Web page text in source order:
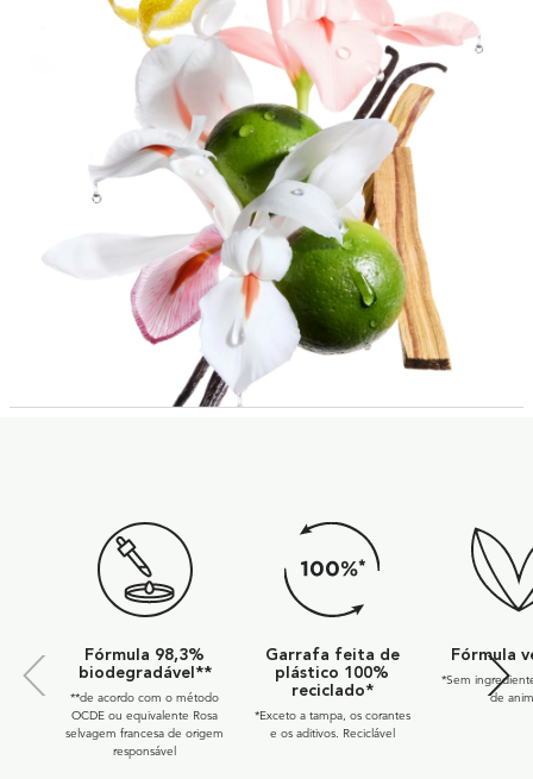
Fórmula 98,3%
biodegradável**
**de acordo com o método
OCDE ou equivalente Rosa
selvagem francesa de origem
responsável
Garrafa feita de
plástico 100%
reciclado*
*Exceto a tampa, os corantes
e os aditivos. Reciclável
Fórmula
*Sem
de